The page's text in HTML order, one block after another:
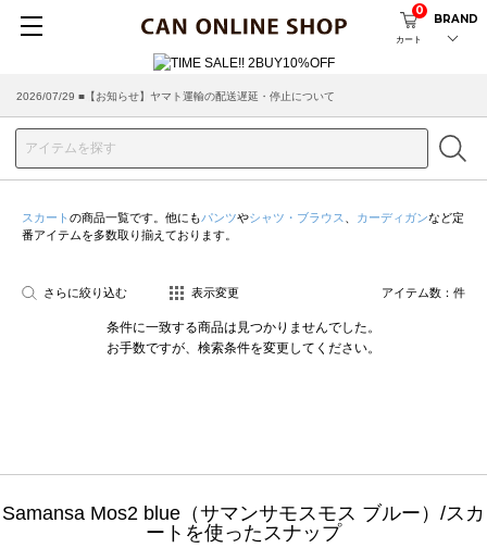
カート
0
BRAND
2026/07/29 ■【お知らせ】ヤマト運輸の配送遅延・停止について
2026/03/18 ■店舗受け取りサービスのご案内
スカート の商品一覧です。他にもパンツやシャツ・ブラウス カーディガンなど定
番アイテムを多数取り揃えております。
さらに絞り込む 表示変更 アイテム数： 件
条件に一致する商品は見つかりませんでした。
お手数ですが、検索条件を変更してください。
Samansa Mos2 blue（サマンサモスモス ブルー）/スカ
ートを使ったスナップ